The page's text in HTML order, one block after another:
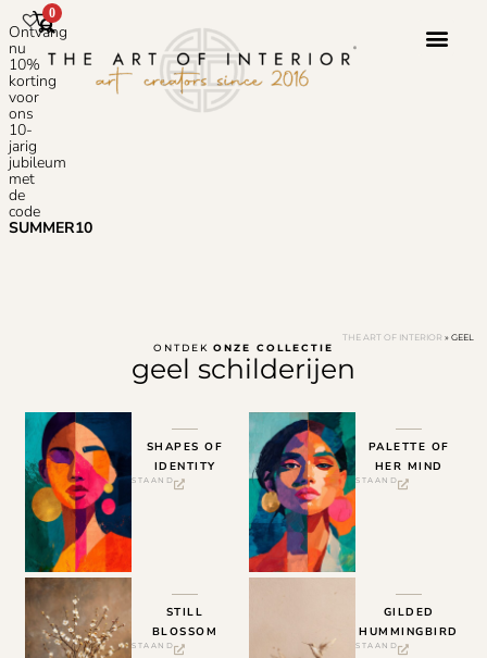
Ontvang
nu
10%
korting
voor
ons
10-
jarig
jubileum
met
de
code
SUMMER10
0
THE ART OF INTERIOR » GEEL
ONTDEK ONZE COLLECTIE
geel schilderijen
SHAPES OF
IDENTITY
STAAND
PALETTE OF
HER MIND
STAAND
STILL
BLOSSOM
STAAND
GILDED
HUMMINGBIRD
STAAND